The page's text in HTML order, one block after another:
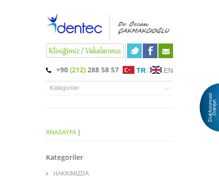
+90 (212) 288 58 57 TR EN
ANASAYFA
Kategoriler
HAKKIMIZDA